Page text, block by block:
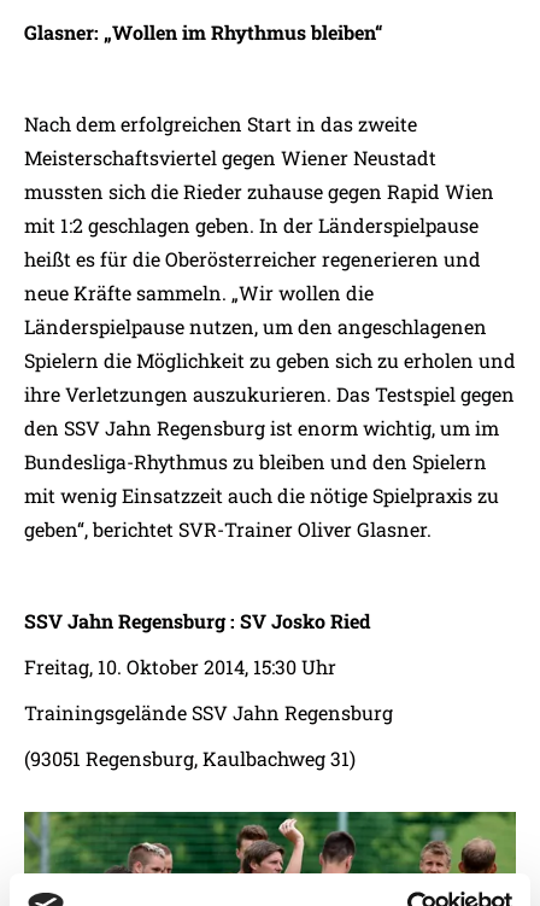
Glasner: „Wollen im Rhythmus bleiben“
Nach dem erfolgreichen Start in das zweite
Meisterschaftsviertel gegen Wiener Neustadt
mussten sich die Rieder zuhause gegen Rapid Wien
mit 1:2 geschlagen geben. In der Länderspielpause
heißt es für die Oberösterreicher regenerieren und
neue Kräfte sammeln. „Wir wollen die
Länderspielpause nutzen, um den angeschlagenen
Spielern die Möglichkeit zu geben sich zu erholen und
ihre Verletzungen auszukurieren. Das Testspiel gegen
den SSV Jahn Regensburg ist enorm wichtig, um im
Bundesliga-Rhythmus zu bleiben und den Spielern
mit wenig Einsatzzeit auch die nötige Spielpraxis zu
geben“, berichtet SVR-Trainer Oliver Glasner.
SSV Jahn Regensburg : SV Josko Ried
Freitag, 10. Oktober 2014, 15:30 Uhr
Trainingsgelände SSV Jahn Regensburg
(93051 Regensburg, Kaulbachweg 31)